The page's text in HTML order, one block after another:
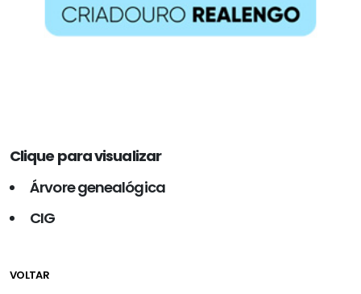
Clique para visualizar
Árvore genealógica
CIG
VOLTAR